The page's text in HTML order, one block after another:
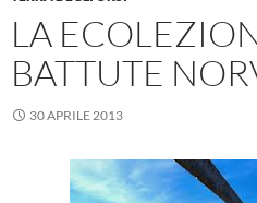
LA
BATTUTE
30 APRILE 2013